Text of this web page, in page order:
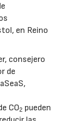
en Reino
consejero
de
CO2 pueden